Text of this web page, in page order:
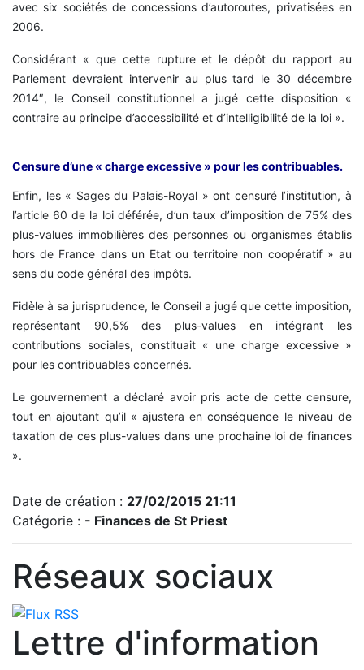
avec six sociétés de concessions d’autoroutes, privatisées en
2006.
Considérant « que cette rupture et le dépôt du rapport au
Parlement devraient intervenir au plus tard le 30 décembre
2014″, le Conseil constitutionnel a jugé cette disposition «
contraire au principe d’accessibilité et d’intelligibilité de la loi ».
Censure d’une « charge excessive » pour les contribuables.
Enfin, les « Sages du Palais-Royal » ont censuré l’institution, à
l’article 60 de la loi déférée, d’un taux d’imposition de 75% des
plus-values immobilières des personnes ou organismes établis
hors de France dans un Etat ou territoire non coopératif » au
sens du code général des impôts.
Fidèle à sa jurisprudence, le Conseil a jugé que cette imposition,
représentant 90,5% des plus-values en intégrant les
contributions sociales, constituait « une charge excessive »
pour les contribuables concernés.
Le gouvernement a déclaré avoir pris acte de cette censure,
tout en ajoutant qu’il « ajustera en conséquence le niveau de
taxation de ces plus-values dans une prochaine loi de finances
».
Date de création : 27/02/2015 21:11
Catégorie : - Finances de St Priest
Réseaux sociaux
Lettre d'information